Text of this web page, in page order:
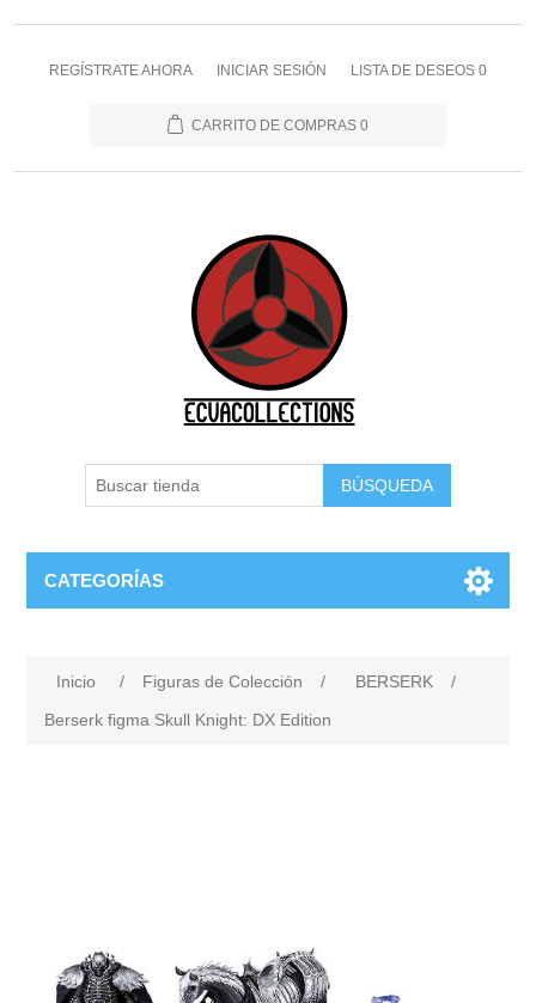
REGÍSTRATE AHORA INICIAR SESIÓN LISTA DE DESEOS 0
CARRITO DE COMPRAS 0
BÚSQUEDA
CATEGORÍAS
Inicio / Figuras de Colección / BERSERK
/
Berserk figma Skull Knight: DX Edition